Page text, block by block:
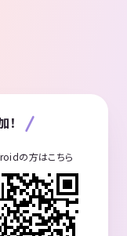
の方はこちら